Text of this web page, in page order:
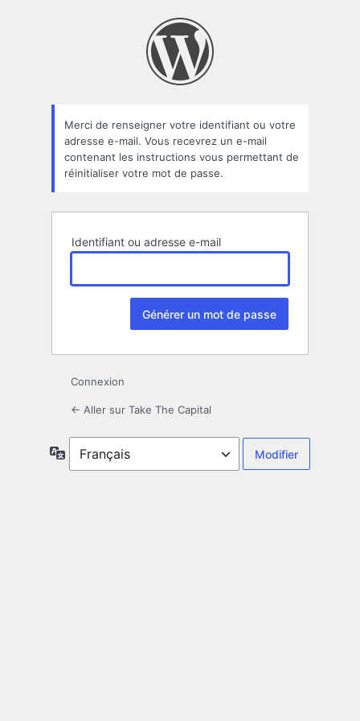
oublié
Merci de renseigner votre identifiant ou votre
adresse e-mail. Vous recevrez un e-mail
contenant les instructions vous permettant de
réinitialiser votre mot de passe.
Identifiant ou adresse e-mail
Connexion
← Aller sur Take The Capital
Langue